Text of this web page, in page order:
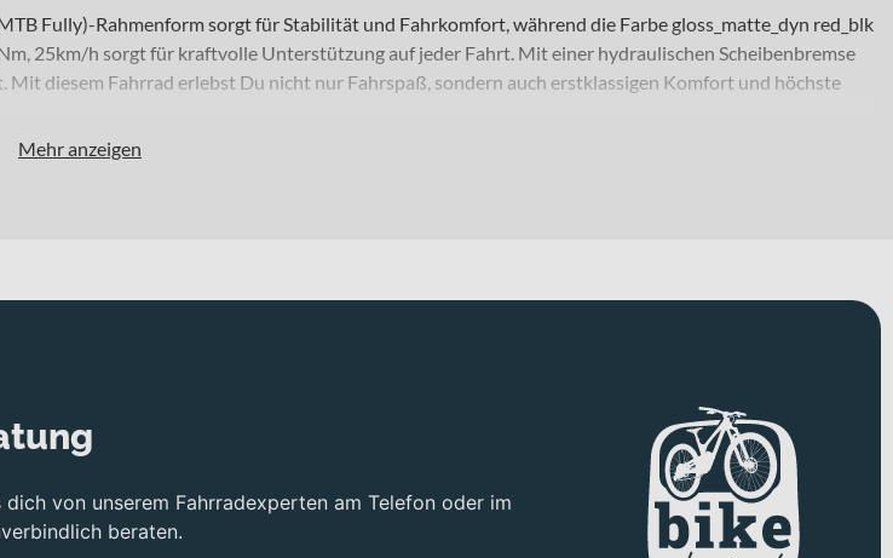
Fully)-Rahmenform sorgt für Stabilität und Fahrkomfort, während die Farbe gloss_matte_dyn red_blk
25km/h sorgt für kraftvolle Unterstützung auf jeder Fahrt. Mit einer hydraulischen Scheibenbremse
diesem Fahrrad erlebst Du nicht nur Fahrspaß, sondern auch erstklassigen Komfort und höchste
Mehr anzeigen
von unserem Fahrradexperten am Telefon oder im
beraten.